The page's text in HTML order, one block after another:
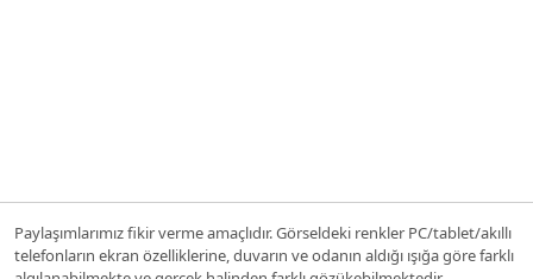
Paylaşımlarımız fikir verme amaçlıdır. Görseldeki renkler PC/tablet/akıllı
telefonların ekran özelliklerine, duvarın ve odanın aldığı ışığa göre farklı